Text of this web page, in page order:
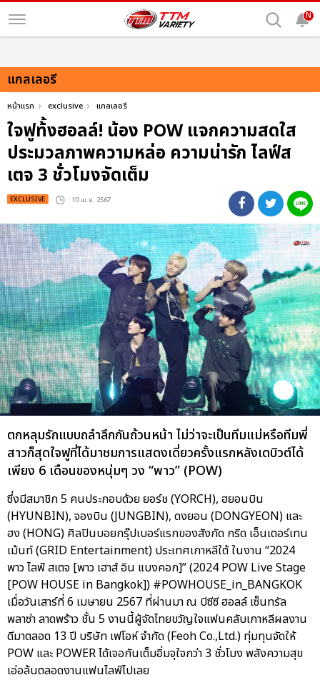
N
แกลเลอรี
หน้าแรก exclusive แกลเลอรี
ใจฟูท้้งฮอลล์! น้อง POW แจกความสดใส
ประมวลภาพความหล่อ ความน่ารัก ไลฟ์ส
เตจ 3 ชั่วโมงจัดเต็ม
EXCLUSIVE : 10 เม.ย. 2567
ตกหลุมรักแบบถลำลึกกันถ้วนหน้า ไม่ว่าจะเป็นทีมแม่หรือทีมพี่
สาวก็สุดใจฟูที่ได้มาชมการแสดงเดี่ยวครั้งแรกหลังเดบิวต์ได้
เพียง 6 เดือนของหนุ่มๆ วง “พาว” (POW)
ซึ่งมีสมาชิก 5 คนประกอบด้วย ยอร์ช (YORCH), ฮยอนบิน
(HYUNBIN), จองบิน (JUNGBIN), ดงยอน (DONGYEON) และ
ฮง (HONG) ศิลปินบอยกรุ๊ปเบอร์แรกของสังกัด กริด เอ็นเตอร์เทน
เม้นท์ (GRID Entertainment) ประเทศเกาหลีใต้ ในงาน “2024
พาว ไลฟ์ สเตจ [พาว เฮาส์ อิน แบงคอก]” (2024 POW Live Stage
[POW HOUSE in Bangkok]) #POWHOUSE_in_BANGKOK
เมื่อวันเสาร์ที่ 6 เมษายน 2567 ที่ผ่านมา ณ บีซีซี ฮอลล์ เซ็นทรัล
พลาซ่า ลาดพร้าว ชั้น 5 งานนี้ผู้จัดไทยขวัญใจแฟนคลับเกาหลีผลงาน
ดีมาตลอด 13 ปี บริษัท เฟโอห์ จำกัด (Feoh Co.,Ltd.) ทุ่มทุนจัดให้
POW และ POWER ได้เจอกันเต็มอิ่มจุใจกว่า 3 ชั่วโมง พลังความสุข
เอ่อล้นตลอดงานแฟนไลฟ์ไปเลย